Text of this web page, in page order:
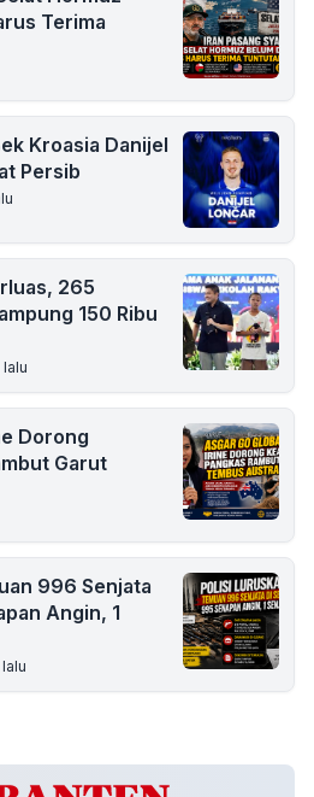
Terima
Kroasia Danijel
Persib
265
150 Ribu
lalu
Dorong
Garut
996 Senjata
Angin, 1